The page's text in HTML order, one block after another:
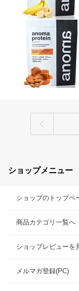
ショップメニュー
ショップのトップペ
商品カテゴリ一覧へ
ショップレビューを
メルマガ登録(PC)